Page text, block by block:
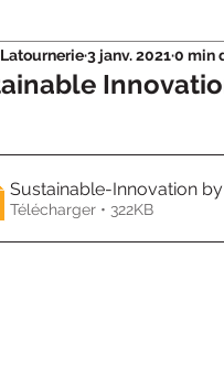
Accompagnement
3 janv. 20210 min
Sustainable-Innovation
Télécharger • 322KB